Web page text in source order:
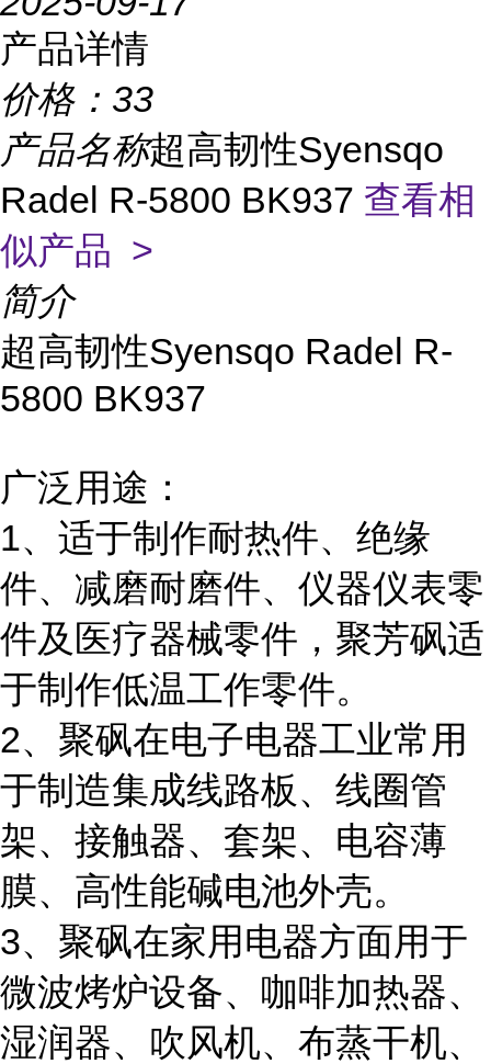
产品详情
价格： 33
产品名称超高韧性Syensqo
Radel R-5800 BK937 查看相
似产品 >
简介
超高韧性Syensqo Radel R-
5800 BK937
广泛用途：
1、适于制作耐热件、绝缘
件、减磨耐磨件、仪器仪表零
件及医疗器械零件，聚芳砜适
于制作低温工作零件。
2、聚砜在电子电器工业常用
于制造集成线路板、线圈管
架、接触器、套架、电容薄
膜、高性能碱电池外壳。
3、聚砜在家用电器方面用于
微波烤炉设备、咖啡加热器、
湿润器、吹风机、布蒸干机、